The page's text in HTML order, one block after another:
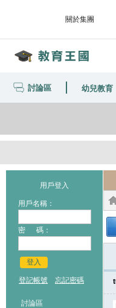
關於集團
討論區 幼兒教育
用戶登入
用戶名稱：
密 碼：
登入
登記帳號 忘記密碼
討論區